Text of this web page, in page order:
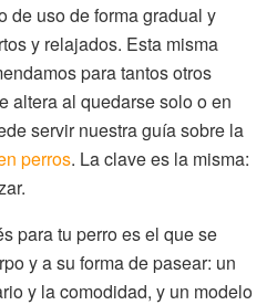
de uso de forma gradual y
y relajados. Esta misma
para tantos otros
altera al quedarse solo o en
servir nuestra guía sobre la
perros. La clave es la misma:
para tu perro es el que se
y a su forma de pasear: un
y la comodidad, y un modelo